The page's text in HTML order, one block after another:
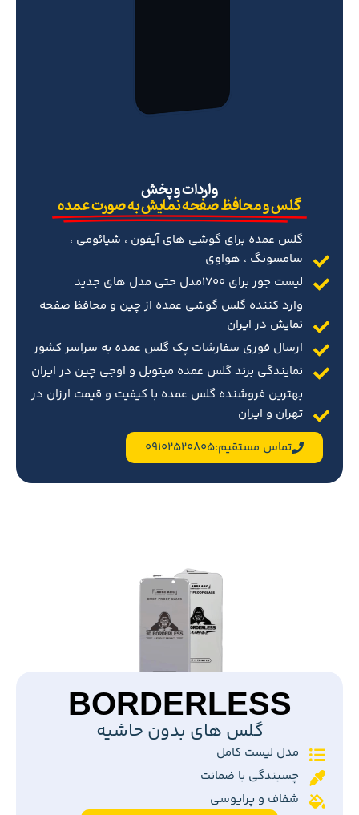
‌واردات و پخش
گلس و محافظ صفحه نمایش به صورت عمده
گلس عمده برای گوشی های آیفون ، شیائومی ،
سامسونگ ، هواوی
لیست جور برای 1700مدل حتی مدل های جدید
وارد کننده گلس گوشی عمده از چین و محافظ صفحه
نمایش در ایران
ارسال فوری سفارشات پک گلس عمده به سراسر کشور
نمایندگی برند گلس عمده میتوبل و اوجی چین در ایران
بهترین فروشنده گلس عمده با کیفیت و قیمت ارزان در
تهران و ایران
تماس مستقیم:09102520805
BORDERLESS
گلس های بدون حاشیه
مدل لیست کامل
چسبندگی با ضمانت
شفاف و پرایوسی